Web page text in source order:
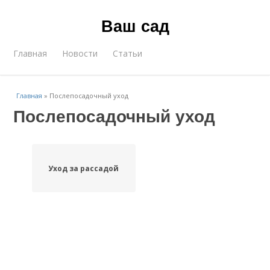
Ваш сад
Главная Новости Статьи
Главная » Послепосадочный уход
Послепосадочный уход
Уход за рассадой